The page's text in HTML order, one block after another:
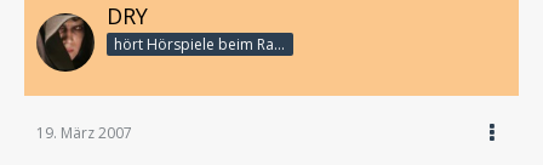
DRY
hört Hörspiele beim Rasenmähen
19. März 2007